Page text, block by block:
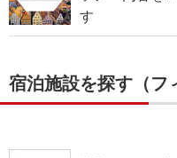
す
宿泊施設を探す（フ